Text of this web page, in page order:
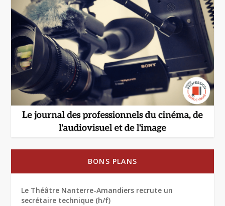
BONS PLANS
Le Théâtre Nanterre-Amandiers recrute un
secrétaire technique (h/f)